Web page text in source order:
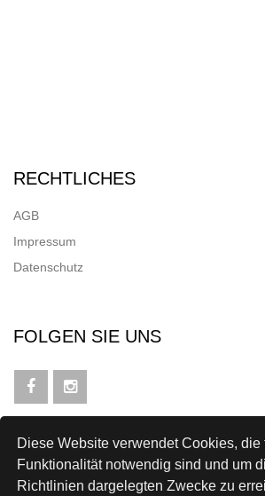
Diese Website verwendet Cookies, die
Funktionalität notwendig sind und um
Richtlinien dargelegten Zwecke zu
RECHTLICHES
AGB
Impressum
Datenschutz
FOLGEN SIE UNS
NEWSLETTER